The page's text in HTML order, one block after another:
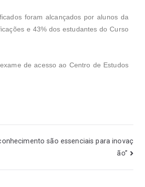
foram alcançados por alunos da
e 43% dos estudantes do Curso
de acesso ao Centro de Estudos
são essenciais para inovaç
ão”